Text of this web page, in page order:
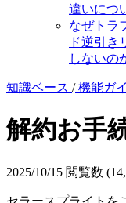
違いにつ
なぜトラ
ド逆引き
しないの
知識ベース /機能ガ
解約お手
2025/10/15 閲覧数